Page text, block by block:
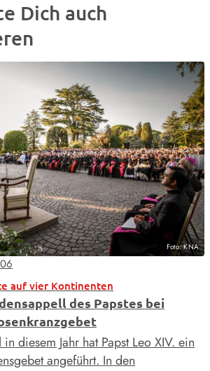
Dich auch
Foto: KNA
auf vier Kontinenten
des Papstes bei
diesem Jahr hat Papst Leo XIV. ein
angeführt. In den